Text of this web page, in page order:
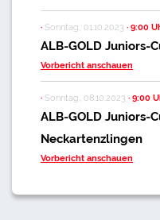
· Sonntag, 01.10.2023 · 9:00
ALB-GOLD Juniors-
Vorbericht anschauen
· Sonntag, 08.10.2023 · 9:00
ALB-GOLD Juniors-
Neckartenzlingen
Vorbericht anschauen